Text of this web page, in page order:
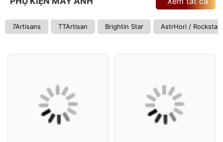
7Artisans TTArtisan Brightin Star AstrHori / Rockstar